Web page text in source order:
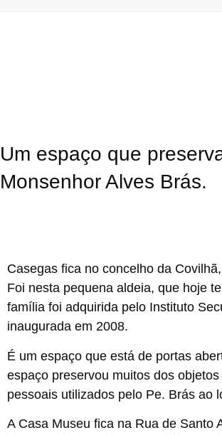
Um espaço que
Monsenhor Alves Brás.
Casegas fica no concelho da
Foi nesta pequena aldeia, que hoje
família foi adquirida pelo Instituto
inaugurada em 2008.
É um espaço que está de portas
espaço preservou muitos dos
pessoais utilizados pelo Pe. Brás ao
A Casa Museu fica na Rua de Santo